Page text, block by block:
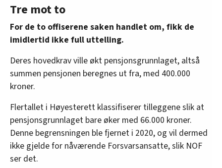
Tre mot to
For de to offiserene saken handlet om, fikk de
imidlertid ikke full uttelling.
Deres hovedkrav ville økt pensjonsgrunnlaget, altså
summen pensjonen beregnes ut fra, med 400.000
kroner.
Flertallet i Høyesterett klassifiserer tilleggene slik at
pensjonsgrunnlaget bare øker med 66.000 kroner.
Denne begrensningen ble fjernet i 2020, og vil dermed
ikke gjelde for nåværende Forsvarsansatte, slik NOF
ser det.